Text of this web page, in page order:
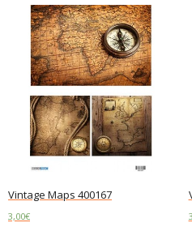
Vintage Maps 400167
3,00€